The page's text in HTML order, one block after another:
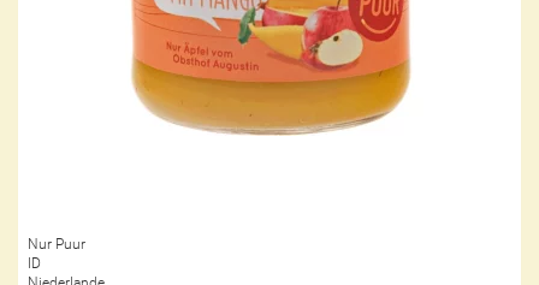
Nur Puur
ID